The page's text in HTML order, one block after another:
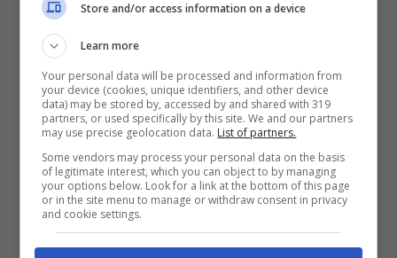
Vigili del Fuoco (Getty Images)
L’accusa penale è gravissima; si tratta,
infatti, diomicidio stradalee tutte le
situazioni saranno vagliate, dall’assunzione
Store and/or access information on a device
Learn more
Your personal data will be processed and information from
your device (cookies, unique identifiers, and other device
data) may be stored by, accessed by and shared with 319
partners, or used specifically by this site. We and our partners
may use precise geolocation data. List of partners.
Some vendors may process your personal data on the basis
of legitimate interest, which you can object to by managing
your options below. Look for a link at the bottom of this page
or in the site menu to manage or withdraw consent in privacy
and cookie settings.